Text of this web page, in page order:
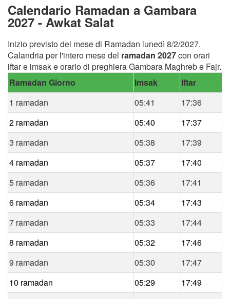
Calendario Ramadan a Gambara
2027 - Awkat Salat
Inizio previsto del mese di Ramadan lunedì 8/2/2027.
Calandria per l'intero mese del ramadan 2027con orari
iftar e imsak e orario di preghiera Gambara Maghreb e Fajr.
Ramadan Giorno
Imsak
Iftar
1 ramadan
05:41
17:36
2 ramadan
05:40
17:37
3 ramadan
05:38
17:39
4 ramadan
05:37
17:40
5 ramadan
05:36
17:41
6 ramadan
05:34
17:43
7 ramadan
05:33
17:44
8 ramadan
05:32
17:46
9 ramadan
05:30
17:47
10 ramadan
05:29
17:49